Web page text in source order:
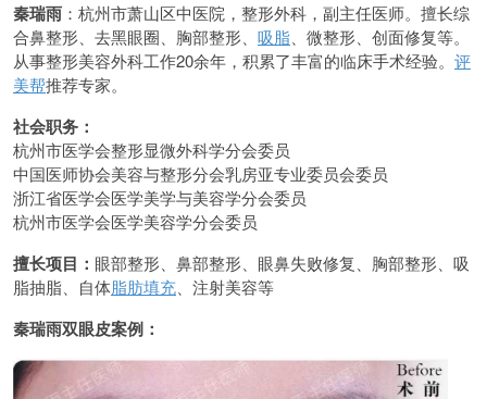
秦瑞雨 ：杭州市萧山区中医院，整形外科，副主任医师。擅长综
合鼻整形、去黑眼圈、胸部整形、 吸脂 、微整形、创面修复等。
从事整形美容外科工作20余年，积累了丰富的临床手术经验。 评
美帮推荐专家。
社会职务：
杭州市医学会整形显微外科学分会委员
中国医师协会美容与整形分会乳房亚专业委员会委员
浙江省医学会医学美学与美容学分会委员
杭州市医学会医学美容学分会委员
擅长项目： 眼部整形、鼻部整形、眼鼻失败修复、胸部整形、吸
脂抽脂、自体脂肪填充 、注射美容等
秦瑞雨双眼皮案例：